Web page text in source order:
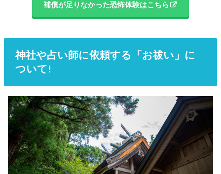
補償が足りなかった恐怖体験はこちら
神社や占い師に依頼する「お祓い」に
ついて!